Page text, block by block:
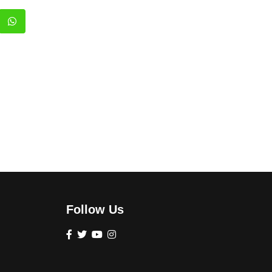
Follow Us